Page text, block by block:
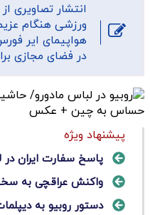
انتشار تصاویری
ورزشی هنگام
هواپیمای ایر
در فضای مجازی
پیشنهاد ویژه
پاسخ سفارت ایران در
واکنش عراقچی به
دستور روبیو به